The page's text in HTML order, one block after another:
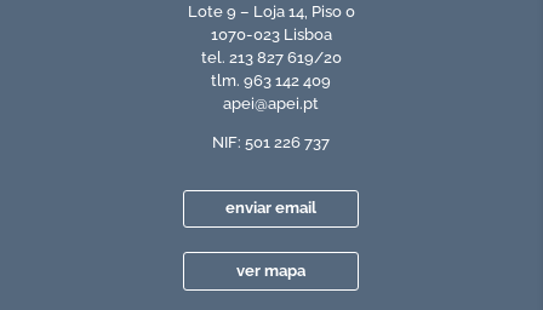
Lote 9 – Loja 14, Piso 0
1070-023 Lisboa
tel. 213 827 619/20
tlm. 963 142 409
apei@apei.pt
NIF: 501 226 737
enviar email
ver mapa